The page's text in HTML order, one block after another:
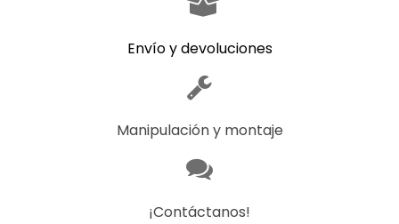
Envío y devoluciones
Manipulación y montaje
¡Contáctanos!